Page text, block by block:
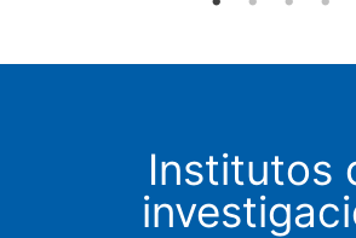
Institutos